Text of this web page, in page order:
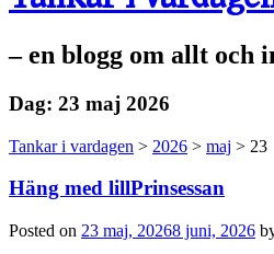
– en blogg om allt och
Dag: 23 maj 2026
Tankar i vardagen > 2026 > maj > 23
Häng med lillPrinsessan
Posted on 23 maj, 20268 juni, 2026